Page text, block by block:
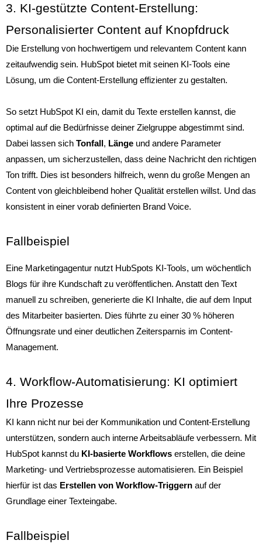
3. KI-gestützte Content-Erstellung:
Personalisierter Content auf Knopfdruck
Die Erstellung von hochwertigem und relevantem Content kann
zeitaufwendig sein. HubSpot bietet mit seinen KI-Tools eine
Lösung, um die Content-Erstellung effizienter zu gestalten.
So setzt HubSpot KI ein, damit du Texte erstellen kannst, die
optimal auf die Bedürfnisse deiner Zielgruppe abgestimmt sind.
Dabei lassen sich Tonfall, Länge und andere Parameter
anpassen, um sicherzustellen, dass deine Nachricht den richtigen
Ton trifft. Dies ist besonders hilfreich, wenn du große Mengen an
Content von gleichbleibend hoher Qualität erstellen willst. Und das
konsistent in einer vorab definierten Brand Voice.
Fallbeispiel
Eine Marketingagentur nutzt HubSpots KI-Tools, um wöchentlich
Blogs für ihre Kundschaft zu veröffentlichen. Anstatt den Text
manuell zu schreiben, generierte die KI Inhalte, die auf dem Input
des Mitarbeiter basierten. Dies führte zu einer 30 % höheren
Öffnungsrate und einer deutlichen Zeitersparnis im Content-
Management.
4. Workflow-Automatisierung: KI optimiert
Ihre Prozesse
KI kann nicht nur bei der Kommunikation und Content-Erstellung
unterstützen, sondern auch interne Arbeitsabläufe verbessern. Mit
HubSpot kannst du KI-basierte Workflows erstellen, die deine
Marketing- und Vertriebsprozesse automatisieren. Ein Beispiel
hierfür ist das Erstellen von Workflow-Triggern auf der
Grundlage einer Texteingabe.
Fallbeispiel